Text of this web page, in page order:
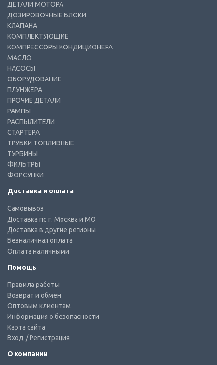
ДЕТАЛИ МОТОРА
ДОЗИРОВОЧНЫЕ БЛОКИ
КЛАПАНА
КОМПЛЕКТУЮЩИЕ
КОМПРЕССОРЫ КОНДИЦИОНЕРА
МАСЛО
НАСОСЫ
ОБОРУДОВАНИЕ
ПЛУНЖЕРА
ПРОЧИЕ ДЕТАЛИ
РАМПЫ
РАСПЫЛИТЕЛИ
СТАРТЕРА
ТРУБКИ ТОПЛИВНЫЕ
ТУРБИНЫ
ФИЛЬТРЫ
ФОРСУНКИ
Доставка и оплата
Самовывоз
Доставка по г. Москва и МО
Доставка в другие регионы
Безналичная оплата
Оплата наличными
Помощь
Правила работы
Возврат и обмен
Оптовым клиентам
Информация о безопасности
Карта сайта
Вход / Регистрация
О компании